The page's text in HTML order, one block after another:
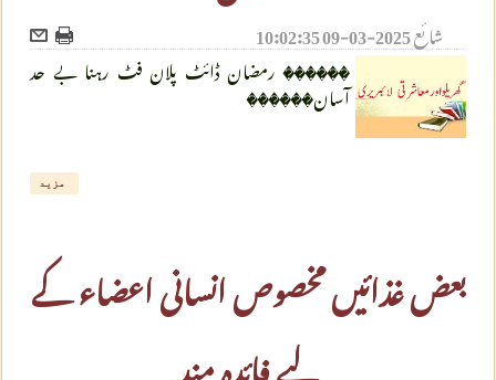
شائع2025-03-09 10:02:35
������ رمضان ڈائٹ پلان فٹ رہنا بے حد
آسان������
مزید
بعض غذائیں مخصوص انسانی اعضاء کے
لیے فائدہ مند